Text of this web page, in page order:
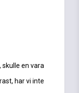
en vara
har vi inte